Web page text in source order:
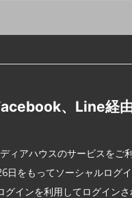
、Line経
ィアハウスのサービスをご
日をもってソーシャルログイ
グインを利用してログイン